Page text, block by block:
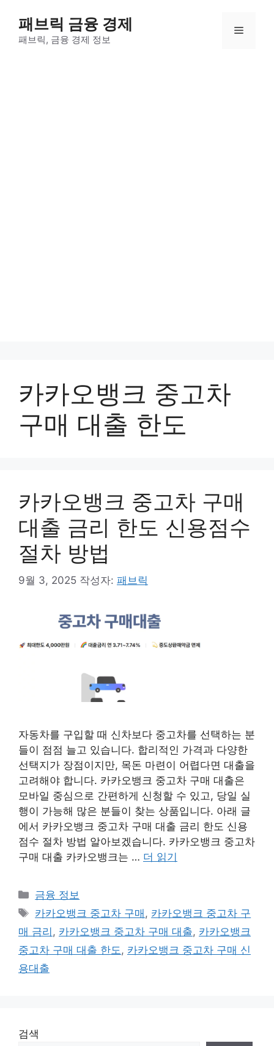
패브릭 금융 경제
패브릭, 금융 경제 정보
메
카카오뱅크 중고차
구매 대출 한도
카카오뱅크 중고차 구매
대출 금리 한도 신용점수
절차 방법
9월 3, 2025 작성자: 패브릭
자동차를 구입할 때 신차보다 중고차를 선택하는 분
들이 점점 늘고 있습니다. 합리적인 가격과 다양한
선택지가 장점이지만, 목돈 마련이 어렵다면 대출을
고려해야 합니다. 카카오뱅크 중고차 구매 대출은
모바일 중심으로 간편하게 신청할 수 있고, 당일 실
행이 가능해 많은 분들이 찾는 상품입니다. 아래 글
에서 카카오뱅크 중고차 구매 대출 금리 한도 신용
점수 절차 방법 알아보겠습니다. 카카오뱅크 중고차
구매 대출 카카오뱅크는 … 더 읽기
카
테
고
리
금융 정보
태
그
카카오뱅크 중고차 구매 , 카카오뱅크 중고차 구
매 금리 , 카카오뱅크 중고차 구매 대출, 카카오뱅크
중고차 구매 대출 한도 , 카카오뱅크 중고차 구매 신
용대출
검색